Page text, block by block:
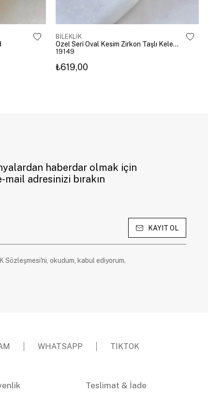
BİLEKLİK
Özel Seri Oval Kesim Zirkon Taşlı Kelepçe Gold
19149
₺619,00
haberdar olmak için
mail adresinizi bırakın
KAYIT OL
Sözleşmesi'ni, okudum, kabul ediyorum.
WHATSAPP TIKTOK
Teslimat & İade